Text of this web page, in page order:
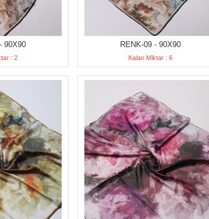
90X90
: 2
RENK-09 - 90X90
Kalan Miktar : 6